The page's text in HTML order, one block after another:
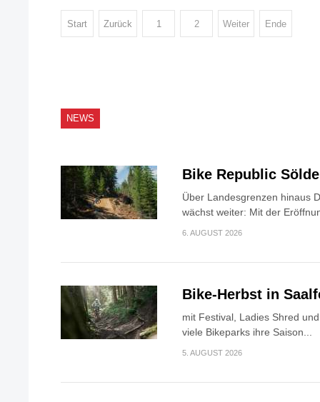
Start Zurück 1 2 Weiter Ende
NEWS
Bike Republic
Über Landesgrenzen hinaus
wächst weiter: Mit der
6. AUGUST 2026
Bike-Herbst in
mit Festival, Ladies Shred
viele Bikeparks ihre Saison...
5. AUGUST 2026